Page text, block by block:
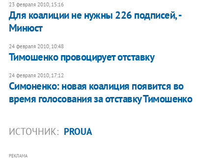
23 февраля 2010, 15:16
Для коалиции не нужны 226 подписей, -
Минюст
24 февраля 2010, 10:48
Тимошенко провоцирует отставку
24 февраля 2010, 17:12
Симоненко: новая коалиция появится во
время голосования за отставку Тимошенко
ИСТОЧНИК: PROUA
РЕКЛАМА